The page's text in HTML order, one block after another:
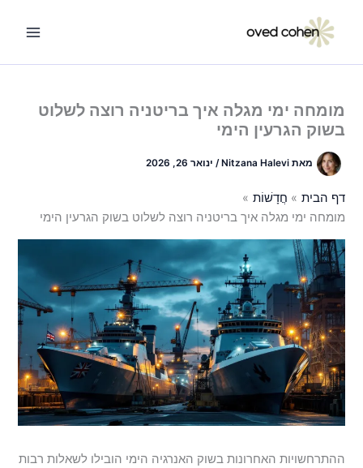
מומחה ימי מגלה איך בריטניה רוצה לשלוט
בשוק הגרעין הימי
מאתNitzana Halevi
/ ינואר 26, 2026
דף הבית
חֲדָשׁוֹת
מומחה ימי מגלה איך בריטניה רוצה לשלוט בשוק הגרעין הימי
ההתרחשויות האחרונות בשוק האנרגיה הימי הובילו לשאלות רבות